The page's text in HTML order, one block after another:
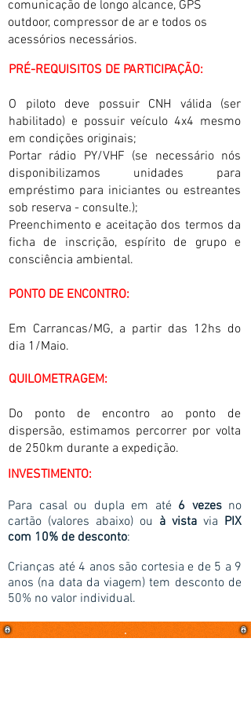
comunicação de longo alcance, GPS
outdoor, compressor de ar e todos os
acessórios necessários.
PRÉ-REQUISITOS DE PARTICIPAÇÃO:
O piloto deve possuir CNH válida (ser
habilitado) e possuir veículo 4x4 mesmo
em condições originais;
Portar rádio PY/VHF (se necessário nós
disponibilizamos unidades para
empréstimo para iniciantes ou estreantes
sob reserva - consulte.);
Preenchimento e aceitação dos termos da
ficha de inscrição, espírito de grupo e
consciência ambiental.
PONTO DE ENCONTRO:
Em Carrancas/MG, a partir das 12hs do
dia 1/Maio.
QUILOMETRAGEM:
Do ponto de encontro ao ponto de
dispersão, estimamos percorrer por volta
de 250km durante a expedição.
INVESTIMENTO:
Para casal ou dupla em até 6 vezesno
cartão (valores abaixo) ou à vista via PIX
com 10% de desconto:
Crianças até 4 anos são cortesia e de 5 a 9
anos (na data da viagem) tem desconto de
50% no valor individual.
.